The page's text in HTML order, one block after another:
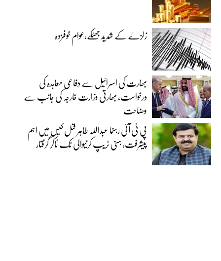
زلزلے کے شدید جھٹکے،عوام خوفزدہ
بھارت کی اسرائیل سے دفاعی معاہدہ کی
درخواست، بھارتی وزارت خارجہ کی جانب سے
وضاحت
پی ٹی آئی رہنما عبداللہ طاہر قتل کیس میں اہم
پیشرفت، ہنی ٹریپ کرنیوالی ٹک ٹاکر گرفتار